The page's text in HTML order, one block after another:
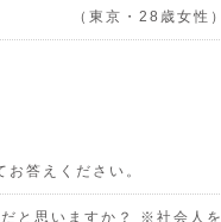
（東京・28歳女性）
答えください。
と思いますか？ ※社会人を